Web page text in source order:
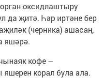
оксидлаштыру
да җитә. Һәр иртәне бер
(черника) ашасаң,
яшәрә.
кофе –
корал була ала.